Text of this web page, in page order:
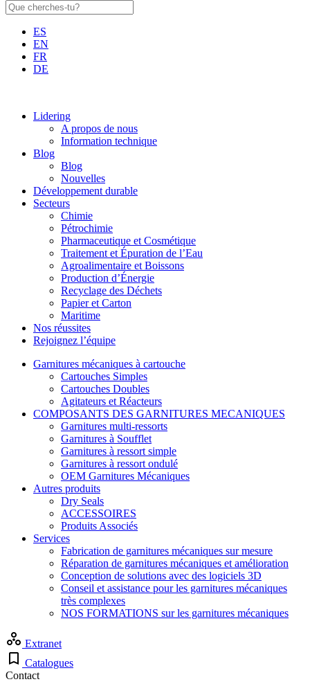
ES
EN
FR
DE
Lidering
A propos de nous
Information technique
Blog
Blog
Nouvelles
Développement durable
Secteurs
Chimie
Pétrochimie
Pharmaceutique et Cosmétique
Traitement et Épuration de l’Eau
Agroalimentaire et Boissons
Production d’Énergie
Recyclage des Déchets
Papier et Carton
Maritime
Nos réussites
Rejoignez l’équipe
Garnitures mécaniques à cartouche
Cartouches Simples
Cartouches Doubles
Agitateurs et Réacteurs
COMPOSANTS DES GARNITURES MECANIQUES
Garnitures multi-ressorts
Garnitures à Soufflet
Garnitures à ressort simple
Garnitures à ressort ondulé
OEM Garnitures Mécaniques
Autres produits
Dry Seals
ACCESSOIRES
Produits Associés
Services
Fabrication de garnitures mécaniques sur mesure
Réparation de garnitures mécaniques et amélioration
Conception de solutions avec des logiciels 3D
Conseil et assistance pour les garnitures mécaniques
très complexes
NOS FORMATIONS sur les garnitures mécaniques
Extranet
Catalogues
Contact